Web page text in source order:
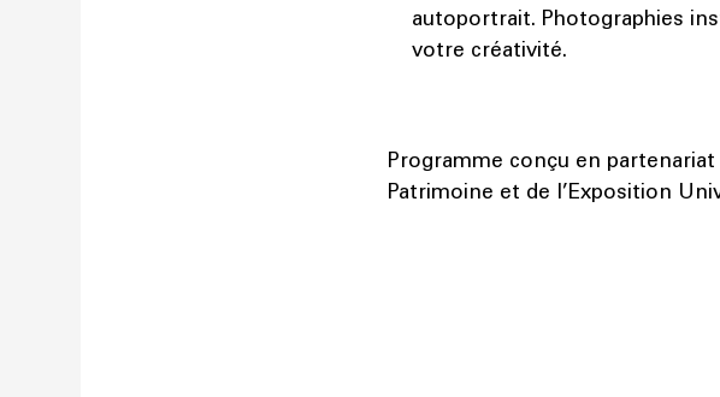
autoportrait. Photographies
votre créativité.
Programme conçu en
Patrimoine et de l’Exposition